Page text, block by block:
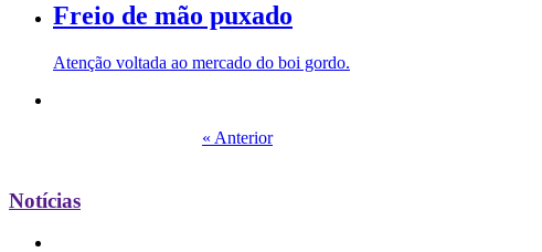
Freio de mão puxado
Atenção voltada ao mercado do boi gordo.
« Anterior
Notícias